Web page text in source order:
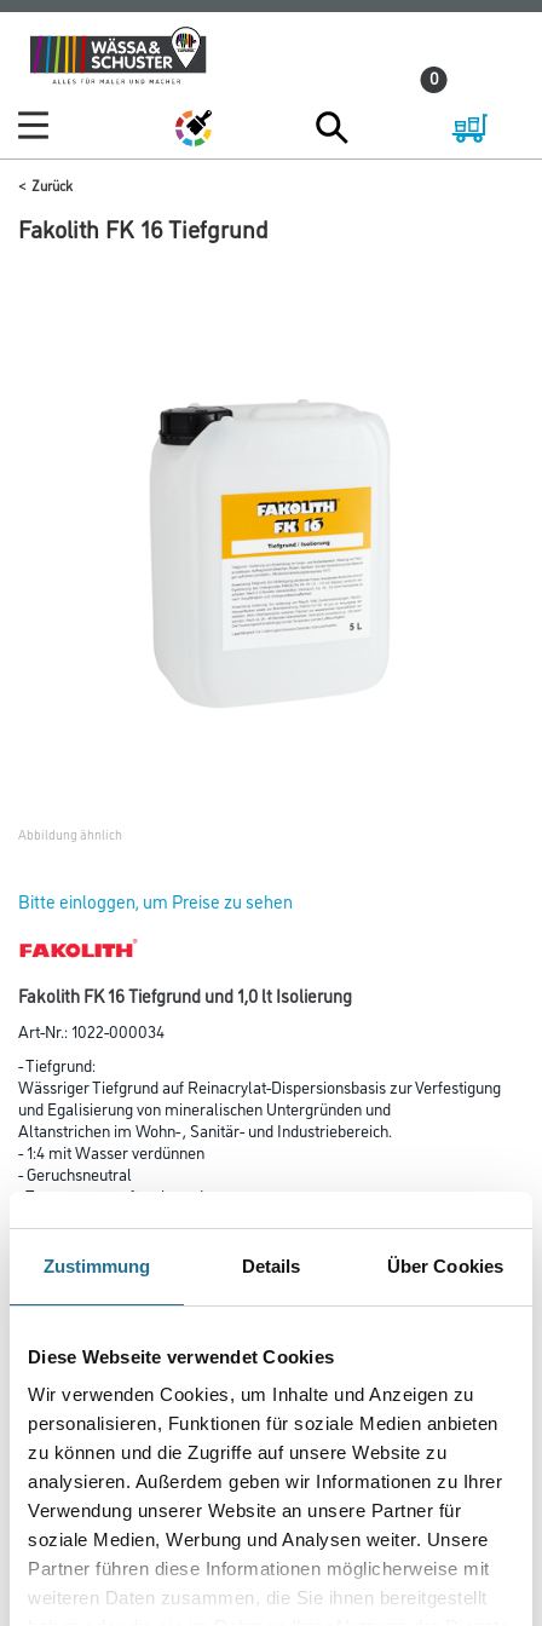
Zustimmung Details Über Cookies
Diese Webseite verwendet Cookies
Wir verwenden Cookies, um Inhalte und Anzeigen zu
personalisieren, Funktionen für soziale Medien anbieten
zu können und die Zugriffe auf unsere Website zu
analysieren. Außerdem geben wir Informationen zu Ihrer
Verwendung unserer Website an unsere Partner für
soziale Medien, Werbung und Analysen weiter. Unsere
Partner führen diese Informationen möglicherweise mit
weiteren Daten zusammen, die Sie ihnen bereitgestellt
Zum
Inhalt
Zum
Navigationsmenü
0
Zurück
Fakolith FK 16 Tiefgrund
Abbildung ähnlich
Bitte einloggen, um Preise zu sehen
Fakolith FK 16 Tiefgrund und 1,0 lt Isolierung
Art-Nr.:1022-000034
- Tiefgrund:
Wässriger Tiefgrund auf Reinacrylat-Dispersionsbasis zur Verfestigung
und Egalisierung von mineralischen Untergründen und
Altanstrichen im Wohn- , Sanitär- und Industriebereich.
- 1:4 mit Wasser verdünnen
- Geruchsneutral
- Transparent auftrocknend
Wässrige Isolierung auf Reinacrylatbasis für den Innen- und
Außenbereich. Zur Isolierung von Rauch-, Fett- und
Zuckerverbindungen, Nikotin, ausgetrockneten Wasserflecken.
Industriebereich. Auch geeignet für die Brandsanierung.
Farbtonbezeichnung
Gebinde